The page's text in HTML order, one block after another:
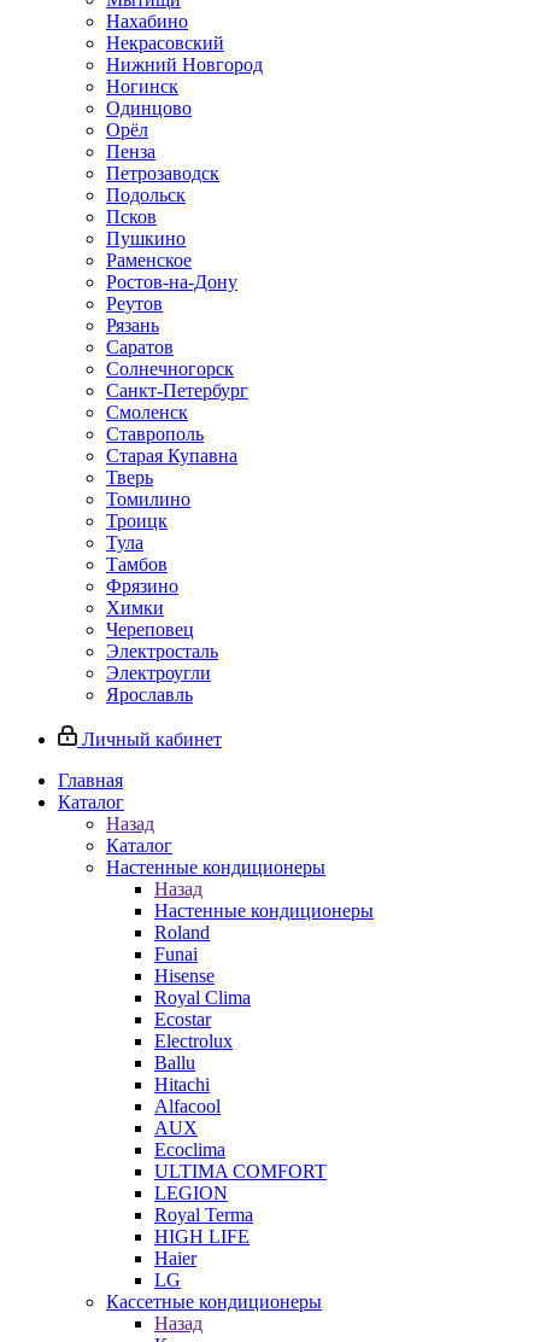
Нахабино
Некрасовский
Нижний Новгород
Ногинск
Одинцово
Орёл
Пенза
Петрозаводск
Подольск
Псков
Пушкино
Раменское
Ростов-на-Дону
Реутов
Рязань
Саратов
Солнечногорск
Санкт-Петербург
Смоленск
Ставрополь
Старая Купавна
Тверь
Томилино
Троицк
Тула
Тамбов
Фрязино
Химки
Череповец
Электросталь
Электроугли
Ярославль
Личный кабинет
Главная
Каталог
Назад
Каталог
Настенные кондиционеры
Назад
Настенные кондиционеры
Roland
Funai
Hisense
Royal Clima
Ecostar
Electrolux
Ballu
Hitachi
Alfacool
AUX
Ecoclima
ULTIMA COMFORT
LEGION
Royal Terma
HIGH LIFE
Haier
LG
Кассетные кондиционеры
Назад